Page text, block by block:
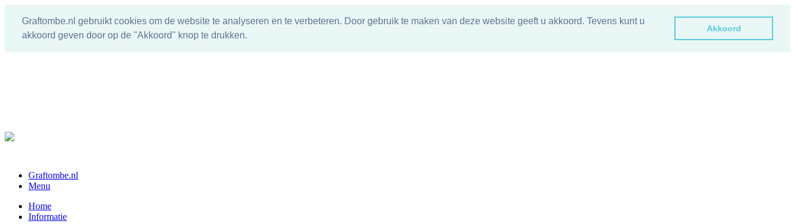
Graftombe.nl gebruikt cookies om de website te analyseren en te verbeteren. Door gebruik te maken van deze website geeft u akkoord. Tevens kunt u
akkoord geven door op de "Akkoord" knop te drukken.
Akkoord
Graftombe.nl
Menu
Home
Informatie